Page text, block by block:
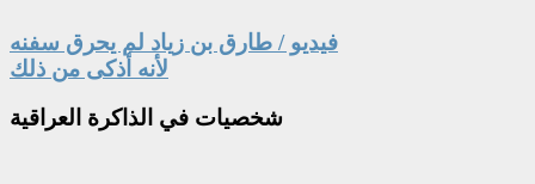
فيديو / طارق بن زياد لم يحرق سفنه
لأنه أذكى من ذلك
شخصيات في الذاكرة العراقية